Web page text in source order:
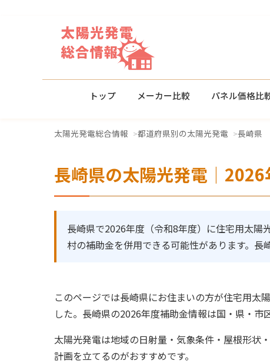
トップ メーカー比較 パネル価格比
太陽光発電総合情報 都道府県別の太陽光発電 長崎県
長崎県の太陽光発電｜
長崎県で2026年度（令和8年度）に住宅用太
村の補助金を併用できる可能性があります。長
このページでは長崎県にお住まいの方が住宅用太
した。長崎県の2026年度補助金情報は国・県・市
太陽光発電は地域の日射量・気象条件・屋根形状
計画を立てるのがおすすめです。